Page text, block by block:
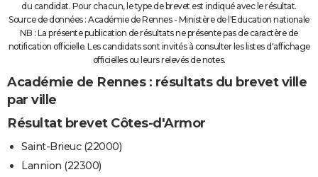
du candidat. Pour chacun, le type de brevet est indiqué avec le résultat.
Source de données : Académie de Rennes - Ministère de l'Education nationale
NB : La présente publication de résultats ne présente pas de caractère de
notification officielle. Les candidats sont invités à consulter les listes d'affichage
officielles ou leurs relevés de notes.
Académie de Rennes : résultats du brevet ville
par ville
Résultat brevet Côtes-d'Armor
Saint-Brieuc (22000)
Lannion (22300)